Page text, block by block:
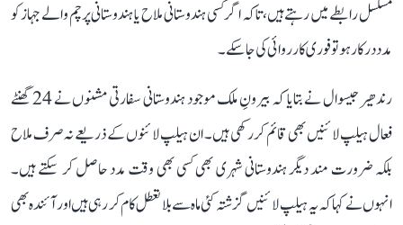
مسلسل رابطے میں رہتے ہیں، تاکہ اگر کسی ہندوستانی ملاح یا ہندوستانی پرچم والے جہاز کو
مدد درکار ہو تو فوری کارروائی کی جا سکے۔
رندھیر جیسوال نے بتایا کہ بیرونِ ملک موجود ہندوستانی سفارتی مشنوں نے 24 گھنٹے
فعال ہیلپ لائنیں بھی قائم کر رکھی ہیں۔ ان ہیلپ لائنوں کے ذریعے نہ صرف ملاح
بلکہ ضرورت مند دیگر ہندوستانی شہری بھی کسی بھی وقت مدد حاصل کر سکتے ہیں۔
انہوں نے کہا کہ یہ ہیلپ لائنیں گزشتہ کئی ماہ سے بلا تعطل کام کر رہی ہیں اور آئندہ بھی